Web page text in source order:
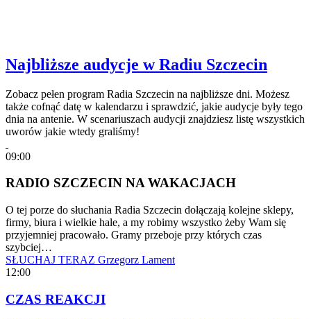
Najbliższe audycje w Radiu Szczecin
Zobacz pełen program Radia Szczecin na najbliższe dni. Możesz
także cofnąć datę w kalendarzu i sprawdzić, jakie audycje były tego
dnia na antenie. W scenariuszach audycji znajdziesz listę wszystkich
uworów jakie wtedy graliśmy!
09:00
RADIO SZCZECIN NA WAKACJACH
O tej porze do słuchania Radia Szczecin dołączają kolejne sklepy,
firmy, biura i wielkie hale, a my robimy wszystko żeby Wam się
przyjemniej pracowało. Gramy przeboje przy których czas
szybciej…
SŁUCHAJ TERAZ Grzegorz Lament
12:00
CZAS REAKCJI